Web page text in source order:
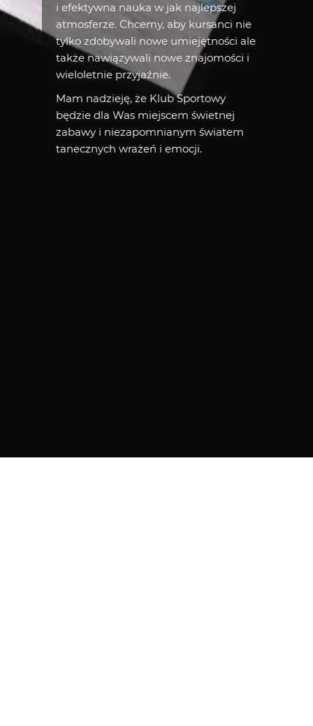
i efektywna nauka w jak najlepszej
atmosferze. Chcemy, aby kursanci nie
tylko zdobywali nowe umiejętności ale
także nawiązywali nowe znajomości i
wieloletnie przyjaźnie.
Mam nadzieję, że Klub Sportowy
będzie dla Was miejscem świetnej
zabawy i niezapomnianym światem
tanecznych wrażeń i emocji.